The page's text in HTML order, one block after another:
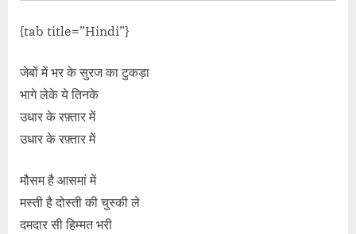
{tab title=”Hindi”}
जेबों में भर के सुरज का टुकड़ा
भागे लेके ये तिनके
उधार के रफ़्तार में
उधार के रफ़्तार में
मौसम है आसमां में
मस्ती है दोस्ती की चुस्की ले
दमदार सी हिम्मत भरी